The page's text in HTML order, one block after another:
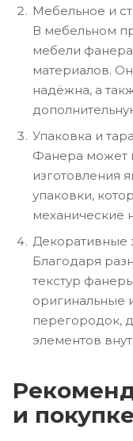
Мебельное и
В мебельном
мебели
материалов.
надёжна, а
Упаковка и тара
Фанера может
изготовления
упаковки,
механические
Декоративные
Благодаря
текстур
оригинальные
перегородок,
элементов
и покупке